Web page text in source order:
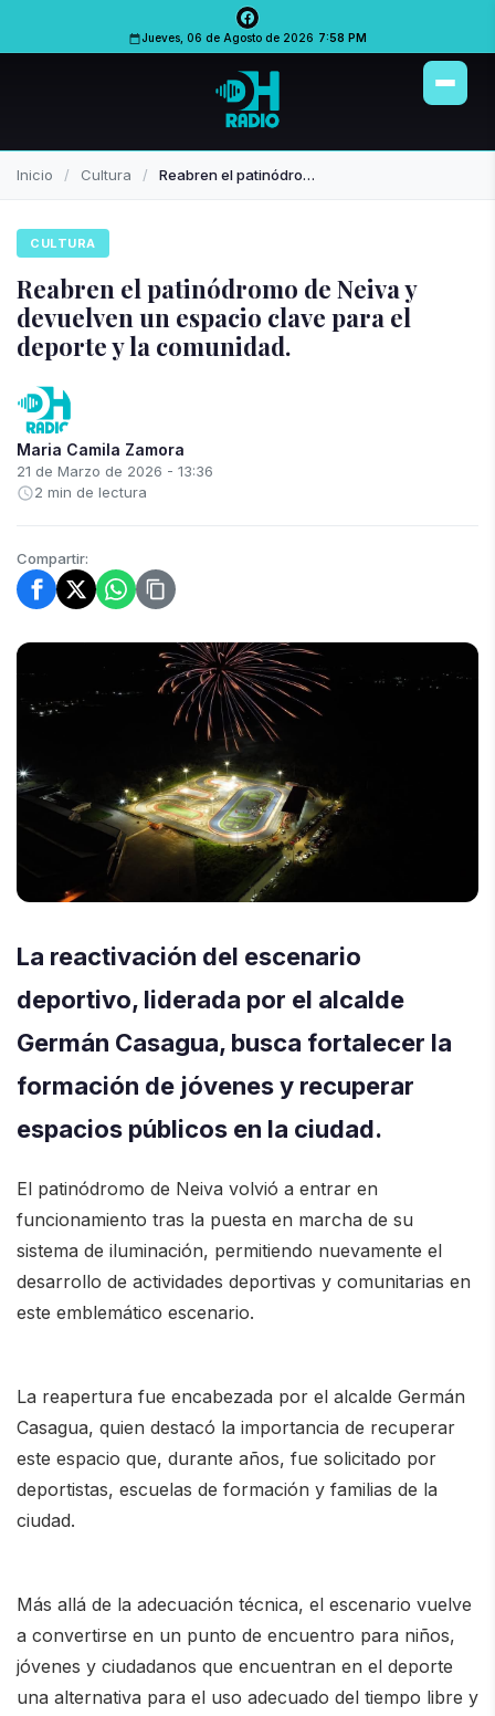
Jueves, 06 de Agosto de 2026 7:58 PM
Inicio Cultura Reabren el patinódromo de Neiva y devuelven un espacio clave para el deporte y la comunidad.
CULTURA
Reabren el patinódromo de Neiva y
devuelven un espacio clave para el
deporte y la comunidad.
Maria Camila Zamora
21 de Marzo de 2026 - 13:36
2 min de lectura
Compartir:
La reactivación del escenario
deportivo, liderada por el alcalde
Germán Casagua, busca fortalecer la
formación de jóvenes y recuperar
espacios públicos en la ciudad.
El patinódromo de Neiva volvió a entrar en
funcionamiento tras la puesta en marcha de su
sistema de iluminación, permitiendo nuevamente el
desarrollo de actividades deportivas y comunitarias en
este emblemático escenario.
La reapertura fue encabezada por el alcalde Germán
Casagua, quien destacó la importancia de recuperar
este espacio que, durante años, fue solicitado por
deportistas, escuelas de formación y familias de la
ciudad.
Más allá de la adecuación técnica, el escenario vuelve
a convertirse en un punto de encuentro para niños,
jóvenes y ciudadanos que encuentran en el deporte
una alternativa para el uso adecuado del tiempo libre y